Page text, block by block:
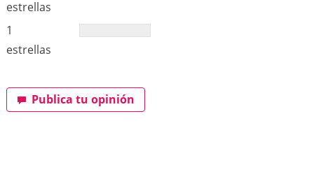
estrellas
1
estrellas
Publica tu opinión